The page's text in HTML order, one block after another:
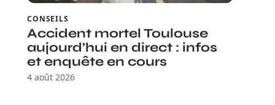
CONSEILS
Accident mortel Toulouse
aujourd’hui en direct : infos
et enquête en cours
4 août 2026